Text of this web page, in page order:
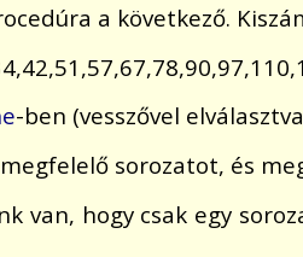
a következő.
-ben (vesszővel
sorozatot, és
van, hogy csak egy